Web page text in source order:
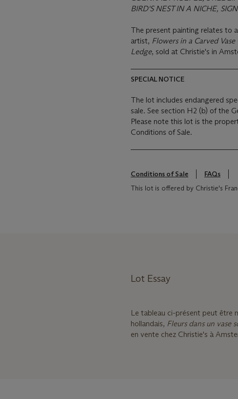
BIRD'S NEST IN A NICHE,
The present painting relates to
artist, Flowers in a Carved
Ledge, sold at Christie's in
SPECIAL NOTICE
The lot includes endangered
sale. See section H2 (b) of the
Please note this lot is the
Conditions of Sale.
Conditions of Sale
FAQs
This lot is offered by Christie's
Lot Essay
Le tableau ci-présent peut être
hollandais, Fleurs dans un vase
en vente chez Christie's à